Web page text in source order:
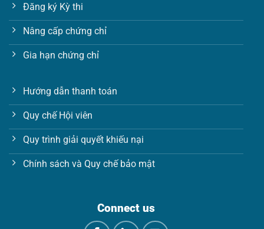
Đăng ký Kỳ thi
Nâng cấp chứng chỉ
Gia hạn chứng chỉ
Hướng dẫn thanh toán
Quy chế Hội viên
Quy trình giải quyết khiếu nại
Chính sách và Quy chế bảo mật
Connect us